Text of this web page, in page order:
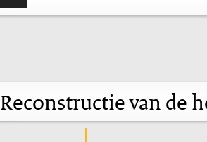
Reconstructie van de